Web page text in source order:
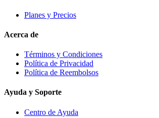
Planes y Precios
Acerca de
Términos y Condiciones
Política de Privacidad
Política de Reembolsos
Ayuda y Soporte
Centro de Ayuda